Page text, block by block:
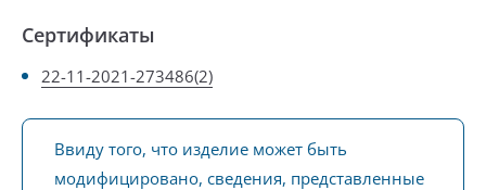
Сертификаты
22-11-2021-273486(2)
Ввиду того, что изделие может быть
модифицировано, сведения, представленные